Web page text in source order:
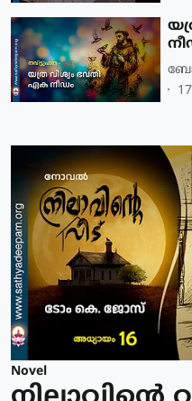
Novel